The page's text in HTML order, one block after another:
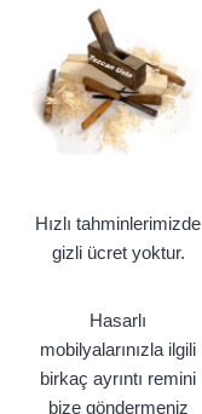
Hızlı tahminlerimizde
gizli ücret yoktur.
Hasarlı
mobilyalarınızla ilgili
birkaç ayrıntı remini
bize göndermeniz